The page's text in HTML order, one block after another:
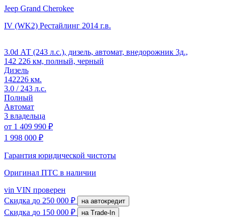
Jeep Grand Cherokee
IV (WK2) Рестайлинг 2014 г.в.
3.0d АТ (243 л.с.), дизель, автомат, внедорожник 3д.,
142 226 км, полный, черный
Дизель
142226 км.
3.0 / 243 л.с.
Полный
Автомат
3 владельца
от 1 409 990 ₽
1 998 000 ₽
Гарантия юридической чистоты
Оригинал ПТС в наличии
vin VIN проверен
Скидка до 250 000 ₽ на автокредит
Скидка до 150 000 ₽
на Trade-In